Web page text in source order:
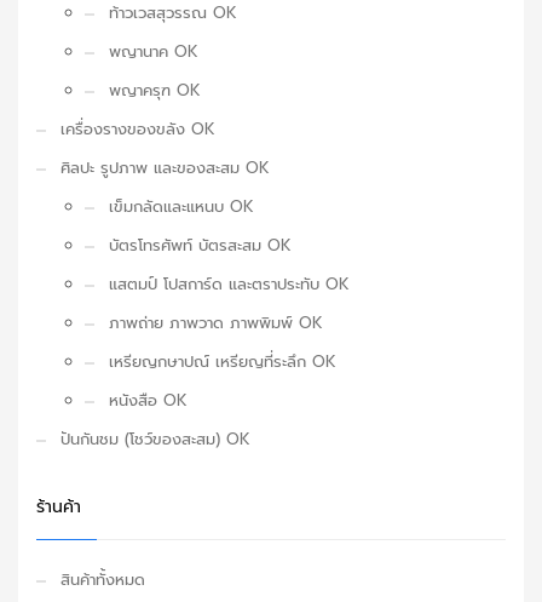
ท้าวเวสสุวรรณ OK
พญานาค OK
พญาครุฑ OK
เครื่องรางของขลัง OK
ศิลปะ รูปภาพ และของสะสม OK
เข็มกลัดและแหนบ OK
บัตรโทรศัพท์ บัตรสะสม OK
แสตมป์ โปสการ์ด และตราประทับ OK
ภาพถ่าย ภาพวาด ภาพพิมพ์ OK
เหรียญกษาปณ์ เหรียญที่ระลึก OK
หนังสือ OK
ปันกันชม (โชว์ของสะสม) OK
ร้านค้า
สินค้าทั้งหมด